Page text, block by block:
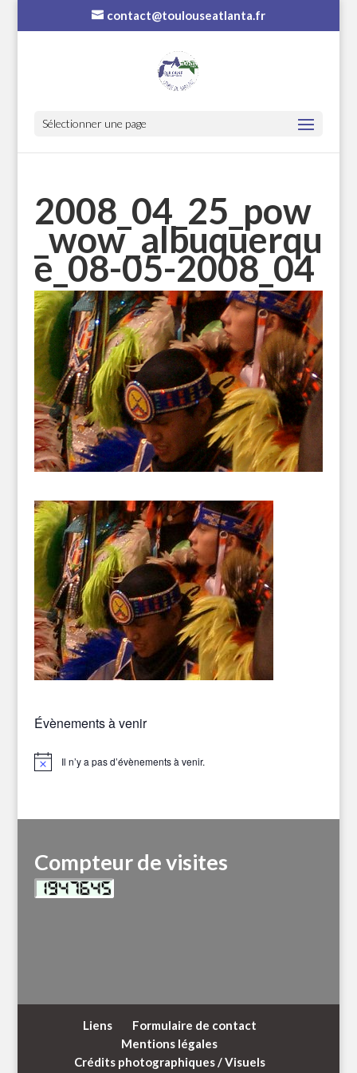
contact@toulouseatlanta.fr
Sélectionner une page
2008_04_25_pow
_wow_albuquerqu
e_08-05-2008_04
Évènements à venir
Notice Il n’y a pas d’évènements à venir.
Compteur de visites
Liens
Formulaire de contact
Mentions légales
Crédits photographiques / Visuels